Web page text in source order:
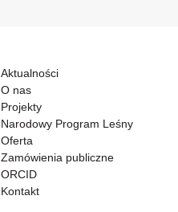
Aktualności
O nas
Projekty
Narodowy Program Leśny
Oferta
Zamówienia publiczne
ORCID
Kontakt